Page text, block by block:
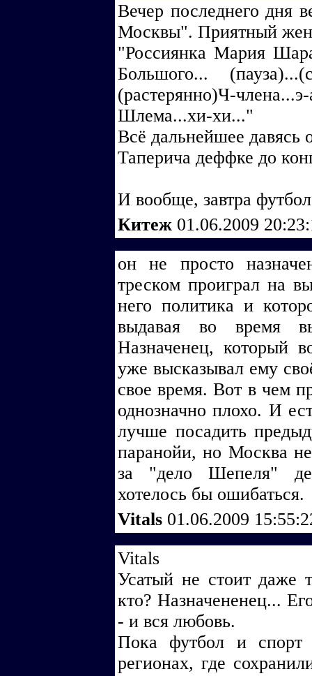
Вечер последнего дня
Москвы". Приятный
"Россиянка Мария
Большого...
(растерянно)Ч-
Шлема...хи-хи..."
Всё дальнейшее давясь
Таперича деффке до
И вообще, завтра
Китеж 01.06.2009
он не просто
треском проиграл на
него политика и
выдавая во время
Назначенец, который
уже высказывал ему
свое время. Вот в чем
однозначно плохо. И
лучше посадить
паранойи, но Москва не
за "дело Шепеля"
хотелось бы ошибаться.
Vitals 01.06.2009
Vitals
Усатый не стоит даже
кто? Назначененец...
- и вся любовь.
Пока футбол и спорт
регионах, где